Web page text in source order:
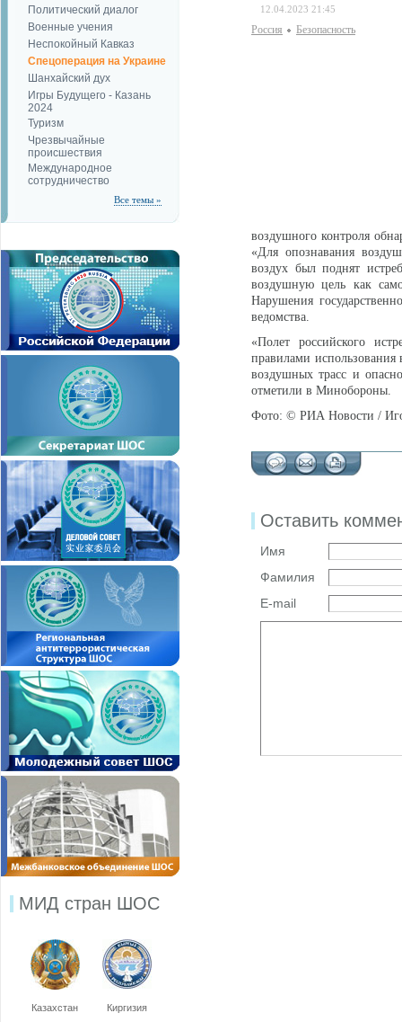
Политический диалог
Военные учения
Неспокойный Кавказ
Спецоперация на Украине
Шанхайский дух
Игры Будущего - Казань
2024
Туризм
Чрезвычайные
происшествия
Международное
сотрудничество
Все темы »
МИД стран ШОС
Казахстан Киргизия
12.04.2023 21:45
Россия Безопаcность
воздушного контроля
«Для опознавания
воздух был поднят
воздушную цель как
Нарушения
ведомства.
«Полет российского
правилами использования
воздушных трасс и
отметили в Минобороны.
Фото: © РИА Новости /
Оставить
Имя
Фамилия
E-mail